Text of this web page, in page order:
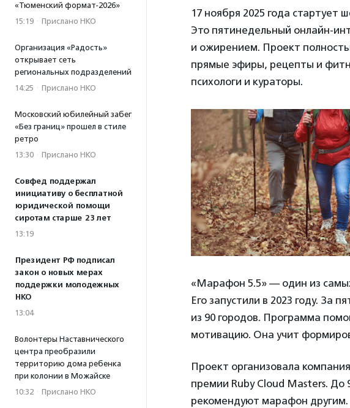
«Тюменский формат-2026»
15:19 · Прислано НКО
Организация «Радость»
открывает сеть
региональных подразделений
14:25 · Прислано НКО
Московский юбилейный забег
«Без границ» прошел в стиле
ретро
13:30 · Прислано НКО
Совфед поддержал
инициативу о бесплатной
юридической помощи
сиротам старше 23 лет
13:19
Президент РФ подписал
закон о новых мерах
поддержки молодежных
НКО
13:04
Волонтеры Наставнического
центра преобразили
территорию дома ребенка
при колонии в Можайске
10:32 · Прислано НКО
17 ноября 2025 года
Это пятинедельный онлайн-
и ожирением. Проект
прямые эфиры, рецепты и
психологи и кураторы.
«Марафон 5.5» — один из
Его запустили в 2023 году. За
из 90 городов. Программа
мотивацию. Она учит
Проект организовала
премии Ruby Cloud Masters. До
рекомендуют марафон другим.